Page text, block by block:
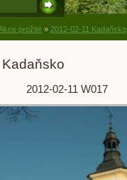
prožité » 2012-02-11 Kadaňsko
2012-02-11 W017